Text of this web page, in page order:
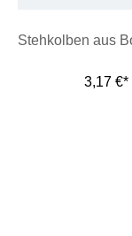
3,17 €*